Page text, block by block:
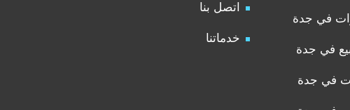
في جدة
في جدة
في جدة
اتصل بنا
خدماتنا